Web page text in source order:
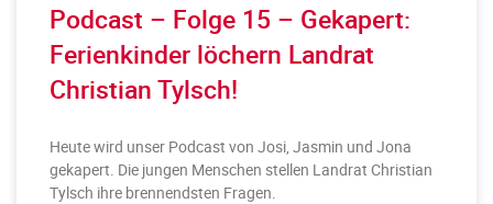
Podcast – Folge 15 – Gekapert:
Ferienkinder löchern Landrat
Christian Tylsch!
Heute wird unser Podcast von Josi, Jasmin und Jona
gekapert. Die jungen Menschen stellen Landrat Christian
Tylsch ihre brennendsten Fragen.